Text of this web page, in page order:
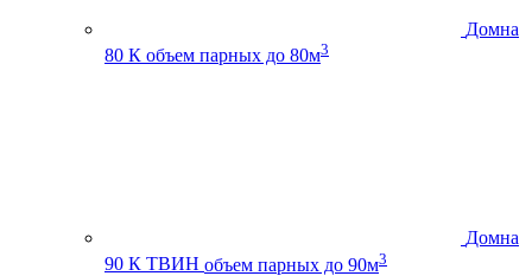
Домна
80 К объем парных до 80м3
Домна
90 К ТВИН объем парных до 90м3